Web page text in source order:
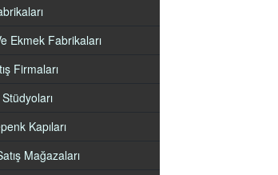
Ekmek Fabrikaları
Firmaları
Kapıları
Mağazaları